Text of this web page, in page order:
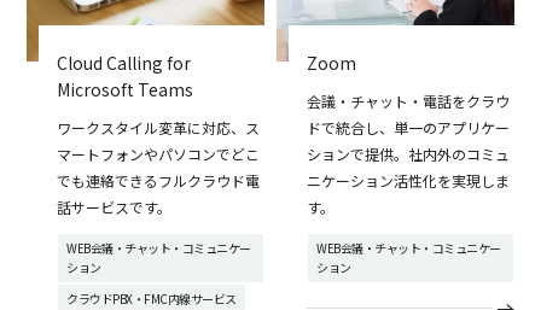
Cloud Calling for
Microsoft Teams
ワークスタイル変革に対応、ス
マートフォンやパソコンでどこ
でも連絡できるフルクラウド電
話サービスです。
WEB会議・チャット・コミュニケー
ション
クラウドPBX・FMC内線サービス
Zoom
会議・チャット・電話をクラウ
ドで統合し、単一のアプリケー
ションで提供。社内外のコミュ
ニケーション活性化を実現しま
す。
WEB会議・チャット・コミュニケー
ション